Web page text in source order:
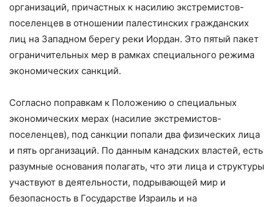
организаций, причастных к насилию экстремистов-
поселенцев в отношении палестинских гражданских
лиц на Западном берегу реки Иордан. Это пятый пакет
ограничительных мер в рамках специального режима
экономических санкций.
Согласно поправкам к Положению о специальных
экономических мерах (насилие экстремистов-
поселенцев), под санкции попали два физических лица
и пять организаций. По данным канадских властей, есть
разумные основания полагать, что эти лица и структуры
участвуют в деятельности, подрывающей мир и
безопасность в Государстве Израиль и на